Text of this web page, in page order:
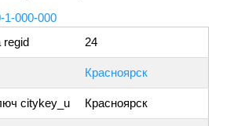
1-000-000
regid
24
Красноярск
citykey_u Красноярск